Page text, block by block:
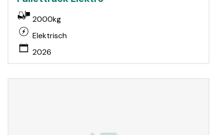
2000kg
Elektrisch
2026